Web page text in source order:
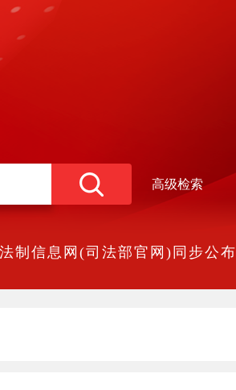
高级检索
制信息网(司法部官网)同步公布